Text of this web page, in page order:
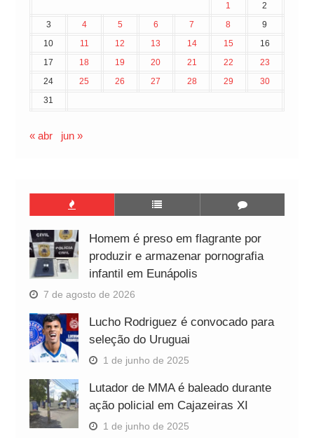
1
2
3
4 5 6 7 8
9
10
11 12 13 14 15
16
17
18 19 20 21 22
23
24
25 26 27 28 29
30
31
« abr jun »
Homem é preso em flagrante por
produzir e armazenar pornografia
infantil em Eunápolis
7 de agosto de 2026
Lucho Rodriguez é convocado para
seleção do Uruguai
1 de junho de 2025
Lutador de MMA é baleado durante
ação policial em Cajazeiras XI
1 de junho de 2025